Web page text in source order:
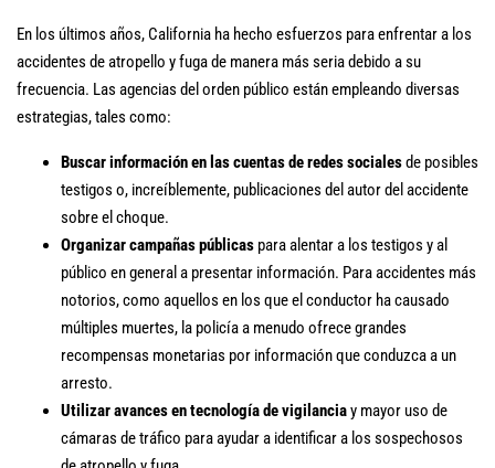
En los últimos años, California ha hecho esfuerzos para enfrentar a los
accidentes de atropello y fuga de manera más seria debido a su
frecuencia. Las agencias del orden público están empleando diversas
estrategias, tales como:
Buscar información en las cuentas de redes socialesde posibles
testigos o, increíblemente, publicaciones del autor del accidente
sobre el choque.
Organizar campañas públicas para alentar a los testigos y al
público en general a presentar información. Para accidentes más
notorios, como aquellos en los que el conductor ha causado
múltiples muertes, la policía a menudo ofrece grandes
recompensas monetarias por información que conduzca a un
arresto.
Utilizar avances en tecnología de vigilanciay mayor uso de
cámaras de tráfico para ayudar a identificar a los sospechosos